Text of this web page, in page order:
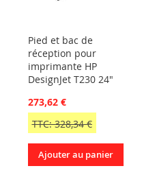
Pied et bac de
réception pour
imprimante HP
DesignJet T230 24"
273,62 €
TTC: 328,34 €
Ajouter au panier